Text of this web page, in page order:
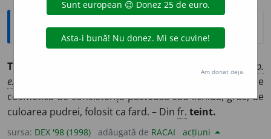
Explicative DEX
TEN,
p.
ext.
= produs de
cosmetică de consistență păstoasă sau lichidă, gras, de
culoarea pudrei, folosit ca fard. – Din fr. teint.
sursa: DEX '98 (1998) adăugată de RACAI acțiuni
Am donat deja.